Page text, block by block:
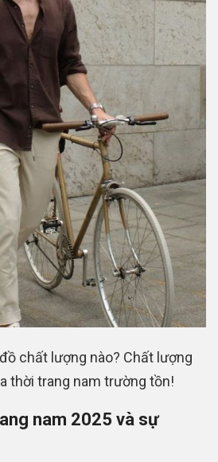
chất lượng nào? Chất lượng
thời trang nam trường tồn!
nam 2025 và sự